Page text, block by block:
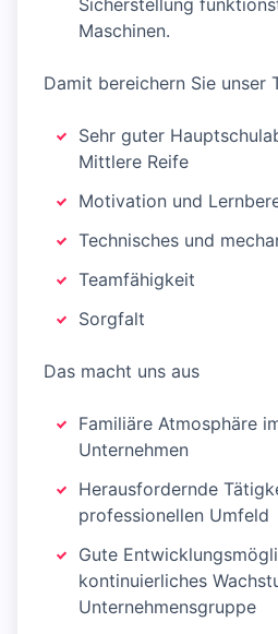
Sicherstellung
Maschinen.
Damit bereichern Sie unser
Sehr guter
Mittlere Reife
Motivation und
Technisches und
Teamfähigkeit
Sorgfalt
Das macht uns aus
Familiäre Atmosphäre
Unternehmen
Herausfordernde
professionellen Umfeld
Gute
kontinuierliches
Unternehmensgruppe